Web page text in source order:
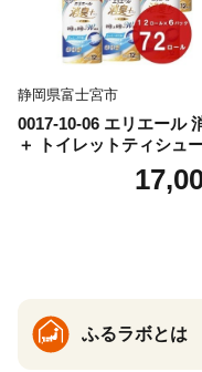
静岡県富士宮市
0017-10-06 エリエール
＋ トイレットティシュ
っかり香るフレッシュク
の香り ダブル 12ロール
ふるラボとは